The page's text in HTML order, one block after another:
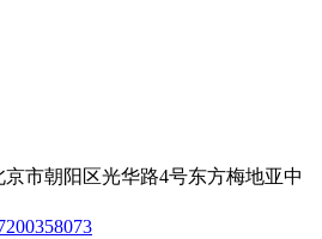
京市朝阳区光华路4号东方梅地亚中